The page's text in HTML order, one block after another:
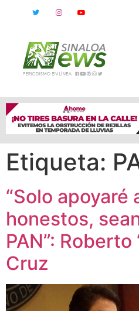
Etiqueta:
“Solo apoyaré
honestos,
PAN”: Roberto
Cruz